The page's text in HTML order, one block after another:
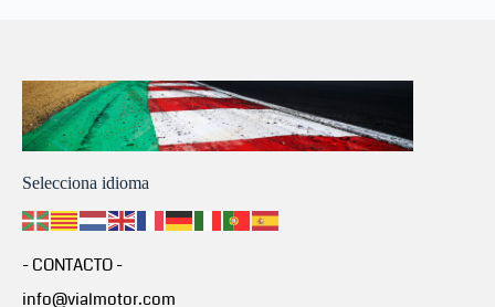
Selecciona idioma
- CONTACTO -
info@vialmotor.com